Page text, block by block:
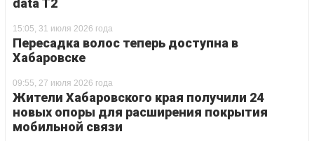
data T2
15:05, 31 июля 2026 года
Пересадка волос теперь доступна в
Хабаровске
09:55, 27 июля 2026 года
Жители Хабаровского края получили 24
новых опоры для расширения покрытия
мобильной связи